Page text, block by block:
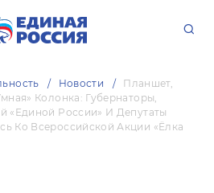
Новости
Планшет,
Колонка: Губернаторы,
«Единой России» И Депутаты
Ко Всероссийской Акции «Ёлка